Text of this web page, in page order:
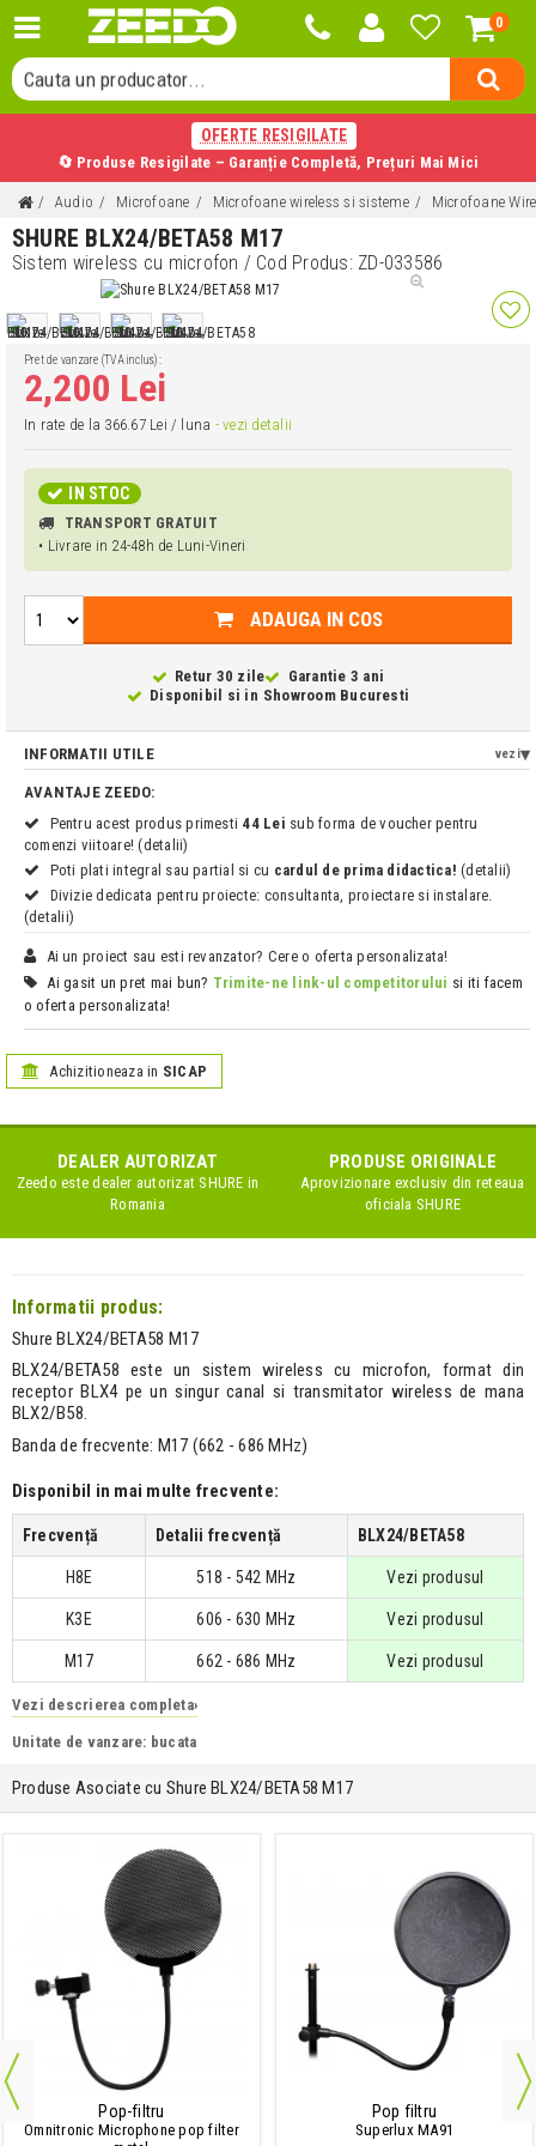
0
Cauta o categorie...
Cauta un producator...
Cauta un produs...
OFERTE RESIGILATE
🔄 Produse Resigilate – Garanție Completă, Prețuri Mai Mici
Audio Microfoane Microfoane wireless si sisteme Microfoane
SHURE BLX24/BETA58 M17
Sistem wireless cu microfon / Cod Produs: ZD-033586
Pret de vanzare (TVA inclus):
2,200 Lei
In rate de la 366.67 Lei / luna - vezi detalii
IN STOC
TRANSPORT GRATUIT
• Livrare in 24-48h de Luni-Vineri
ADAUGA IN COS
Retur 30 zile
Garantie 3 ani
Disponibil si in Showroom Bucuresti
INFORMATII UTILE vezi
AVANTAJE ZEEDO:
Pentru acest produs primesti 44 Lei sub forma de voucher pentru
comenzi viitoare! (detalii)
Poti plati integral sau partial si cu cardul de prima didactica! (detalii)
Divizie dedicata pentru proiecte: consultanta, proiectare si instalare.
(detalii)
Ai un proiect sau esti revanzator? Cere o oferta personalizata!
Ai gasit un pret mai bun? Trimite-ne link-ul competitorului si iti facem
o oferta personalizata!
Achizitioneaza in SICAP
DEALER AUTORIZAT
Zeedo este dealer autorizatSHURE in
Romania
PRODUSE ORIGINALE
Aprovizionare exclusiv din reteaua
oficiala SHURE
Informatii produs:
Shure BLX24/BETA58 M17
BLX24/BETA58 este un sistem wireless cu microfon, format din
receptor BLX4 pe un singur canal si transmitator wireless de mana
BLX2/B58.
Banda de frecvente: M17 (662 - 686 MHz)
Disponibil in mai multe frecvente:
Frecvență Detalii frecvență BLX24/BETA58
H8E 518 - 542 MHz Vezi produsul
K3E 606 - 630 MHz Vezi produsul
M17 662 - 686 MHz Vezi produsul
Vezi descrierea completa›
Unitate de vanzare: bucata
Produse Asociate cu Shure BLX24/BETA58 M17
Pop-filtru
Omnitronic Microphone pop filter
Pop filtru
Superlux MA91